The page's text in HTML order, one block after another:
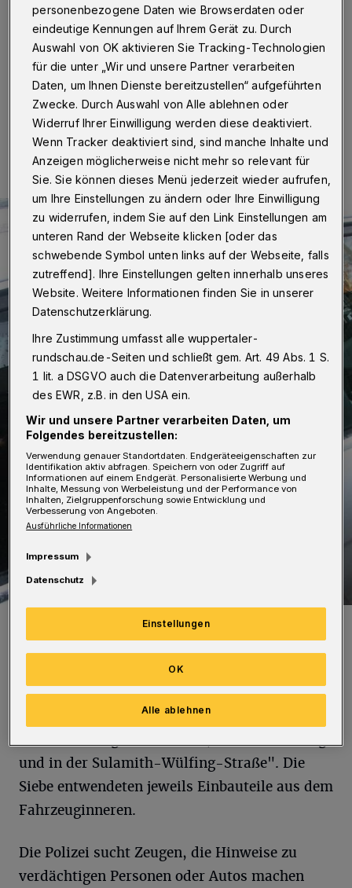
Wuppertal·In der Nacht von Sonntag auf Montag (30
September / 1. Oktober 2018) haben Unbekannte
mehrere geparkte Autos der Marken BMW und
Mercedes im Bereich Freudenberg aufgebrochen.
01.10.2018 , 12:53 Uhr Eine Minute Lesezeit
Foto: Polizei
und in der Sulamith-Wülfing-Straße". Die
Siebe entwendeten jeweils Einbauteile aus dem
Fahrzeuginneren.
Die Polizei sucht Zeugen, die Hinweise zu
verdächtigen Personen oder Autos machen
personenbezogene Daten wie Browserdaten oder
eindeutige Kennungen auf Ihrem Gerät zu. Durch
Auswahl von OK aktivieren Sie Tracking-Technologien
für die unter „Wir und unsere Partner verarbeiten
Daten, um Ihnen Dienste bereitzustellen“ aufgeführten
Zwecke. Durch Auswahl von Alle ablehnen oder
Widerruf Ihrer Einwilligung werden diese deaktiviert.
Wenn Tracker deaktiviert sind, sind manche Inhalte und
Anzeigen möglicherweise nicht mehr so relevant für
Sie. Sie können dieses Menü jederzeit wieder aufrufen,
um Ihre Einstellungen zu ändern oder Ihre Einwilligung
zu widerrufen, indem Sie auf den Link Einstellungen am
unteren Rand der Webseite klicken [oder das
schwebende Symbol unten links auf der Webseite, falls
zutreffend]. Ihre Einstellungen gelten innerhalb unseres
Website. Weitere Informationen finden Sie in unserer
Datenschutzerklärung.
Ihre Zustimmung umfasst alle wuppertaler-
rundschau.de-Seiten und schließt gem. Art. 49 Abs. 1 S.
1 lit. a DSGVO auch die Datenverarbeitung außerhalb
des EWR, z.B. in den USA ein.
Wir und unsere Partner verarbeiten Daten, um
Folgendes bereitzustellen:
Verwendung genauer Standortdaten. Endgeräteeigenschaften zur
Identifikation aktiv abfragen. Speichern von oder Zugriff auf
Informationen auf einem Endgerät. Personalisierte Werbung und
Inhalte, Messung von Werbeleistung und der Performance von
Inhalten, Zielgruppenforschung sowie Entwicklung und
Verbesserung von Angeboten.
Ausführliche Informationen
Impressum
Datenschutz
Einstellungen
Alle ablehnen
OK